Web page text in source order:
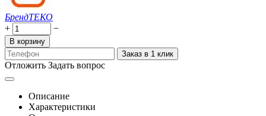
БрендТЕКО
+
−
В корзину
Заказ в 1 клик
Отложить Задать вопрос
Описание
Характеристики